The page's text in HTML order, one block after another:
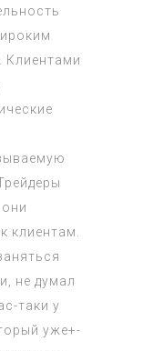
Клиентами
клиентам.
не думал
таки у
уже+-